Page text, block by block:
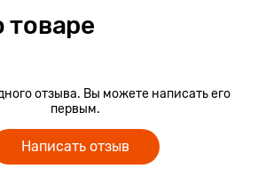
отзыва. Вы можете написать его
первым.
Написать отзыв